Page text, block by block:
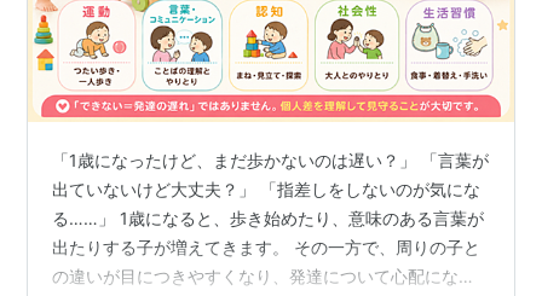
「1歳になったけど、まだ歩かないのは遅い？」 「言葉が
出ていないけど大丈夫？」 「指差しをしないのが気にな
る……」 1歳になると、歩き始めたり、意味のある言葉が
出たりする子が増えてきます。 その一方で、周りの子と
の違いが目につきやすくなり、発達について心配になる